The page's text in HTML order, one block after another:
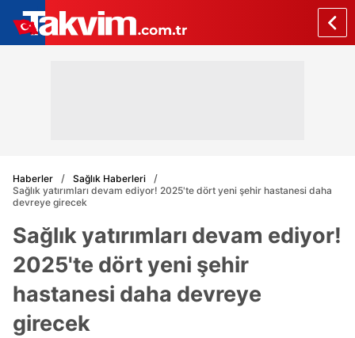
Haberler
Sağlık Haberleri
Sağlık yatırımları devam ediyor! 2025'te dört yeni şehir hastanesi daha
devreye girecek
Sağlık yatırımları devam ediyor!
2025'te dört yeni şehir
hastanesi daha devreye
girecek